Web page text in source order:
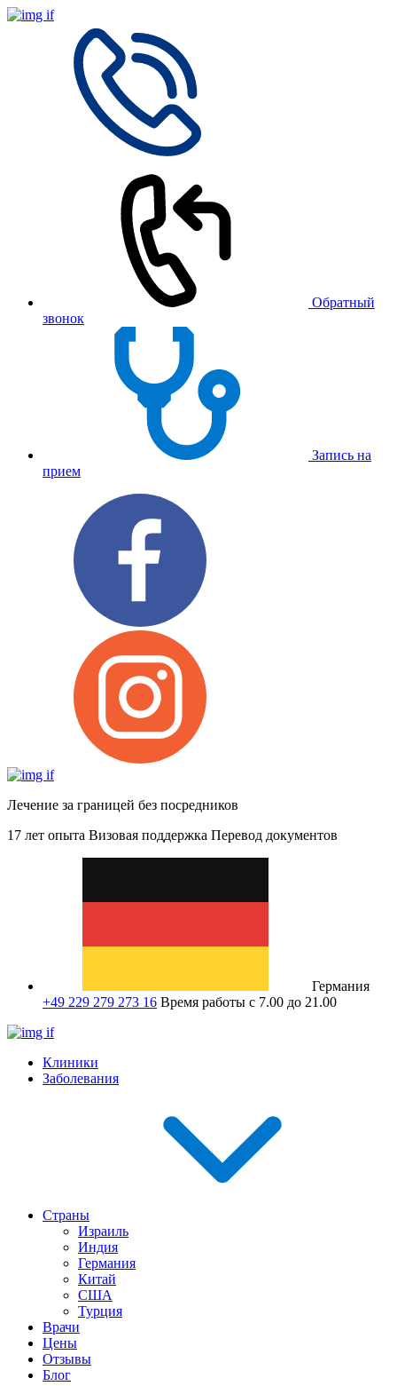
Обратный
звонок
Запись на
прием
Лечение за границей без посредников
17 лет опыта Визовая поддержка Перевод документов
Германия
+49 229 279 273 16 Время работы с 7.00 до 21.00
Клиники
Заболевания
Страны
Израиль
Индия
Германия
Китай
США
Турция
Врачи
Цены
Отзывы
Блог